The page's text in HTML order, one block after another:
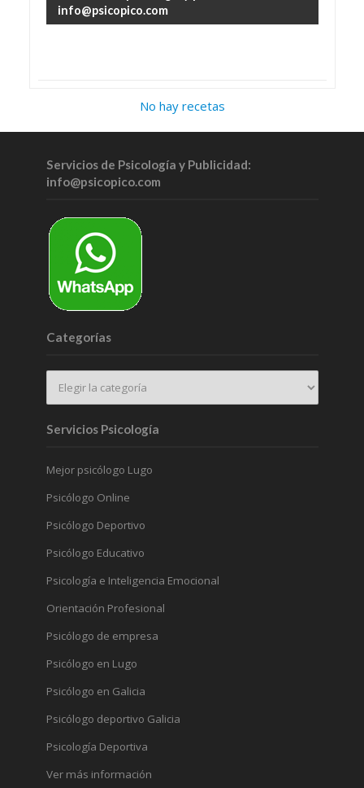
info@psicopico.com
No hay recetas
Servicios de Psicología y Publicidad:
info@psicopico.com
Categorías
Servicios Psicología
Mejor psicólogo Lugo
Psicólogo Online
Psicólogo Deportivo
Psicólogo Educativo
Psicología e Inteligencia Emocional
Orientación Profesional
Psicólogo de empresa
Psicólogo en Lugo
Psicólogo en Galicia
Psicólogo deportivo Galicia
Psicología Deportiva
Ver más información